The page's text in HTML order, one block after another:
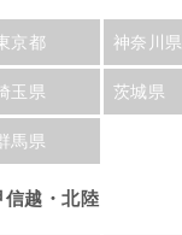
京都 神奈川県
玉県 茨城県
馬県
信越・北陸